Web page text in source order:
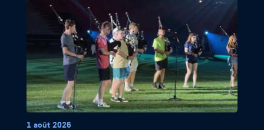
1 août 2026